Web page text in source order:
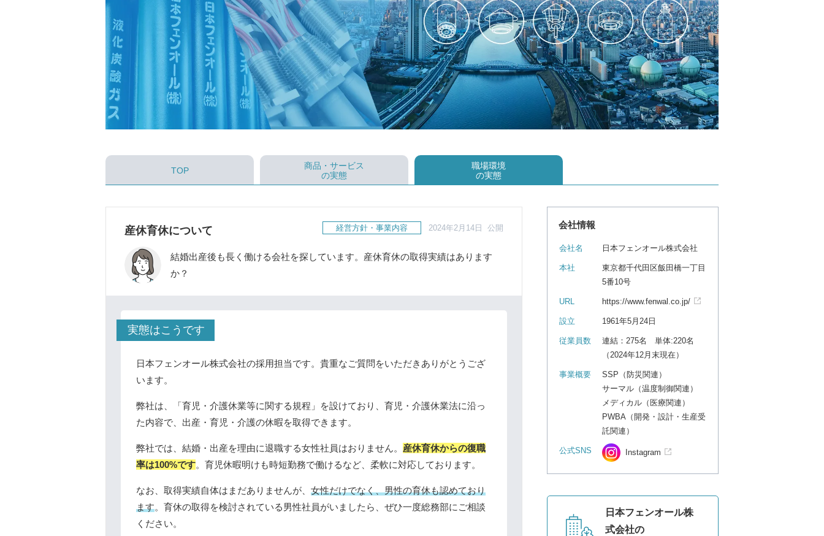
TOP
商品・サービス
の実態
職場環境
の実態
産休育休について 経営方針・事業内容 2024年2月14日 公開
結婚出産後も長く働ける会社を探しています。産休育休の取得実績はあります
か？
実態はこうです
日本フェンオール株式会社の採用担当です。貴重なご質問をいただきありがとうござ
います。
弊社は、「育児・介護休業等に関する規程」を設けており、育児・介護休業法に沿っ
た内容で、出産・育児・介護の休暇を取得できます。
弊社では、結婚・出産を理由に退職する女性社員はおりません。 産休育休からの復職
率は100%です。育児休暇明けも時短勤務で働けるなど、柔軟に対応しております。
なお、取得実績自体はまだありませんが、 女性だけでなく、男性の育休も認めており
ます。育休の取得を検討されている男性社員がいましたら、ぜひ一度総務部にご相談
ください。
会社情報
会社名 日本フェンオール株式会社
本社
東京都千代田区飯田橋一丁目
5番10号
URL https://www.fenwal.co.jp/
設立 1961年5月24日
従業員数
連結：275名 単体:220名
（2024年12月末現在）
事業概要
SSP（防災関連）
サーマル（温度制御関連）
メディカル（医療関連）
PWBA（開発・設計・生産受
託関連）
公式SNS Instagram
日本フェンオール株
式会社の